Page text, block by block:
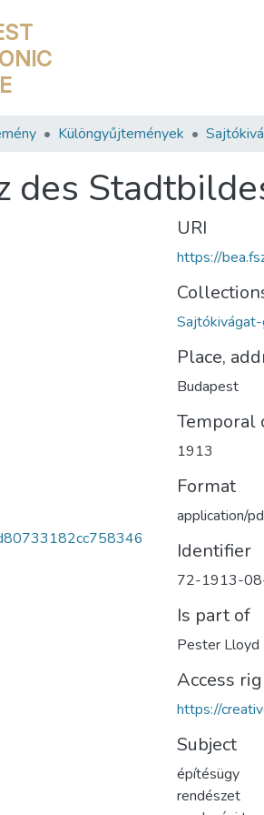
Különgyűjtemények
des
URI
https://
Place,
Budapest
Temporal
1913
Format
application/
Identifier
72-1913-
Is part of
Pester Lloyd
Access
https://
Subject
építésügy
rendészet